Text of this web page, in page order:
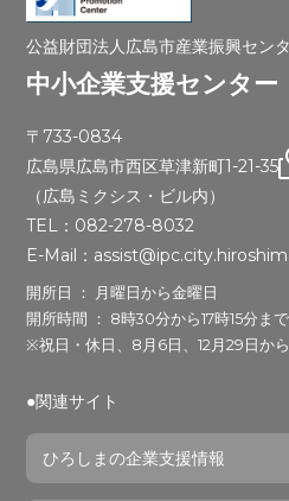
公益財団法人広島市産業振興セン
中小企業支援センター
〒733-0834
広島県広島市西区草津新町1-21-35
（広島ミクシス・ビル内）
TEL：082-278-8032
E-Mail：
開所日 ： 月曜日から金曜日
開所時間 ： 8時30分から17時15分まで
※祝日・休日、8月6日、12月29日か
●関連サイト
ひろしまの企業支援情報